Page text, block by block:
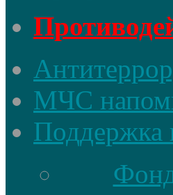
МЧС
Поддержка